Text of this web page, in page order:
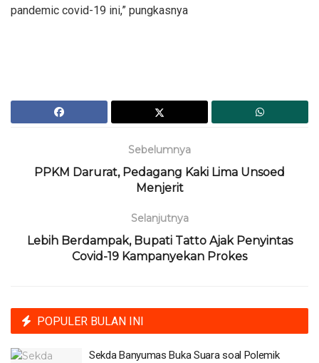
pandemic covid-19 ini,” pungkasnya
Sebelumnya
PPKM Darurat, Pedagang Kaki Lima Unsoed
Menjerit
Selanjutnya
Lebih Berdampak, Bupati Tatto Ajak Penyintas
Covid-19 Kampanyekan Prokes
POPULER BULAN INI
Sekda Banyumas Buka Suara soal Polemik